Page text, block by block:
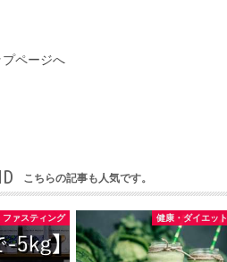
プページへ
こちらの記事も人気です。
ファスティング 健康・ダイエット